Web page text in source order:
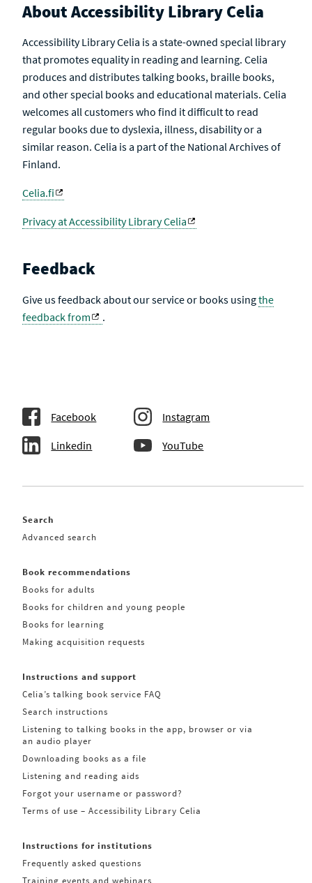
About Accessibility Library Celia
Accessibility Library Celia is a state-owned special library
that promotes equality in reading and learning. Celia
produces and distributes talking books, braille books,
and other special books and educational materials. Celia
welcomes all customers who find it difficult to read
regular books due to dyslexia, illness, disability or a
similar reason. Celia is a part of the National Archives of
Finland.
Celia.fi
Privacy at Accessibility Library Celia
Feedback
Give us feedback about our service or books usingthe
feedback from
.
Facebook Instagram
Linkedin YouTube
Search
Advanced search
Book recommendations
Books for adults
Books for children and young people
Books for learning
Making acquisition requests
Instructions and support
Celia’s talking book service FAQ
Search instructions
Listening to talking books in the app, browser or via
an audio player
Downloading books as a file
Listening and reading aids
Forgot your username or password?
Terms of use – Accessibility Library Celia
Instructions for institutions
Frequently asked questions
Training events and webinars